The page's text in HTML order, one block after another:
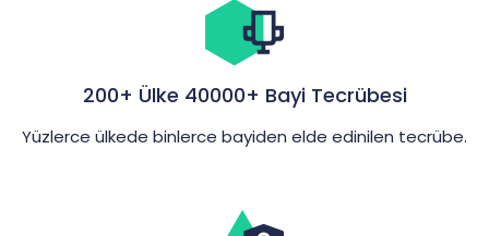
200+ Ülke 40000+ Bayi Tecrübesi
Yüzlerce ülkede binlerce bayiden elde edinilen tecrübe.